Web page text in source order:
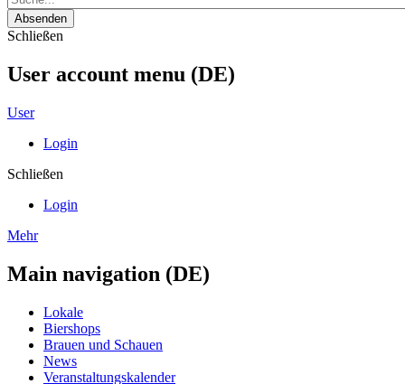
Absenden
Schließen
User account menu (DE)
User
Login
Schließen
Login
Mehr
Main navigation (DE)
Lokale
Biershops
Brauen und Schauen
News
Veranstaltungskalender